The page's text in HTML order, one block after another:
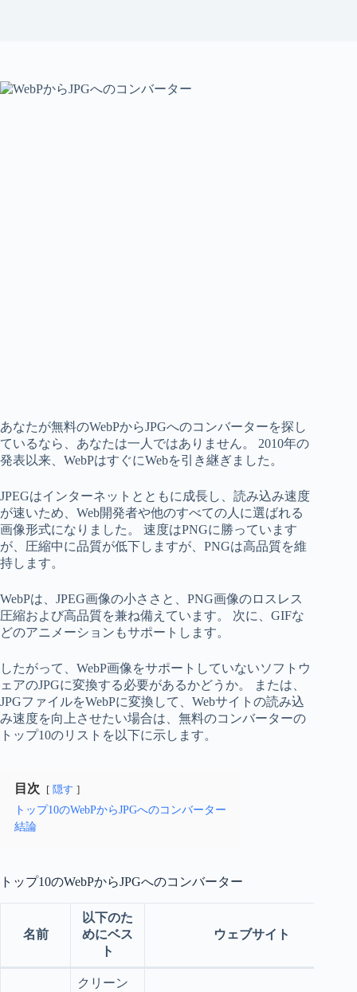
あなたが無料のWebPからJPGへのコンバーターを探し
ているなら、あなたは一人ではありません。 2010年の
発表以来、WebPはすぐにWebを引き継ぎました。
JPEGはインターネットとともに成長し、読み込み速度
が速いため、Web開発者や他のすべての人に選ばれる
画像形式になりました。 速度はPNGに勝っています
が、圧縮中に品質が低下しますが、PNGは高品質を維
持します。
WebPは、JPEG画像の小ささと、PNG画像のロスレス
圧縮および高品質を兼ね備えています。 次に、GIFな
どのアニメーションもサポートします。
したがって、WebP画像をサポートしていないソフトウ
ェアのJPGに変換する必要があるかどうか。 または、
JPGファイルをWebPに変換して、Webサイトの読み込
み速度を向上させたい場合は、無料のコンバーターの
トップ10のリストを以下に示します。
目次 隠す
トップ10のWebPからJPGへのコンバーター
結論
トップ10のWebPからJPGへのコンバーター
名前
以下のた
めにベス
ト
ウェブサイト
クリーン